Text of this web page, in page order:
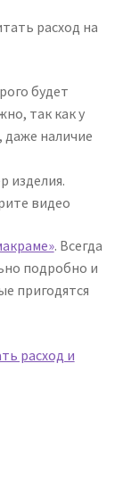
расход на
будет
так как у
даже наличие
изделия.
видео
. Всегда
подробно и
пригодятся
расход и